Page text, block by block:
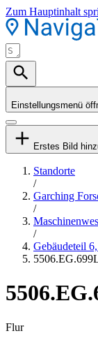
Zum Hauptinhalt
Einstellungsmenü
Erstes Bild
Standorte
/
Garching
/
/
Gebäudeteil
Flur